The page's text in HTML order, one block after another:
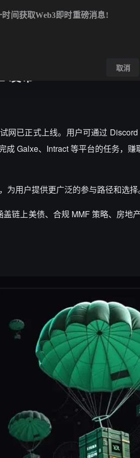
发布
网已正式上线。用户可通过
Galxe、Intract 等平台的任务，
用户提供更广泛的参与路径和选择
链上美债、合规 MMF 策略、房地
时间获取Web3即时重磅消息!
取消